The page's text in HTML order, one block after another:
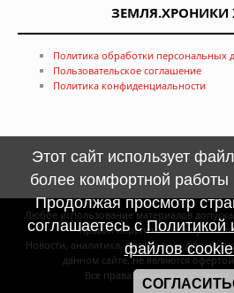
Политика обработки персональных
Пользовательское соглашение
Политика конфиденциальности
Любое использование материалов
правил перепечатки и при
Новости, аналитика, прогнозы и другие
данном сайте, не являются
Все права защищены ©
2011—2026
Этот сайт использует
более комфортной работы
Продолжая просмотр
соглашаетесь сПолитикой
файлов